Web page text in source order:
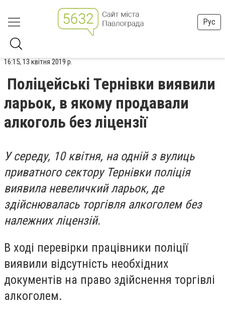
Рус
16:15, 13 квітня 2019 р.
Поліцейські Тернівки виявили
ларьок, в якому продавали
алкоголь без ліцензії
У середу, 10 квітня, на одній з вулиць
приватного сектору Тернівки поліція
виявила невеличкий ларьок, де
здійснювалась торгівля алкоголем без
належних ліцензій.
В ході перевірки працівники поліції
виявили відсутність необхідних
документів на право здійснення торгівлі
алкоголем.